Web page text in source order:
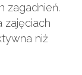
zagadnień.
zajęciach
niż